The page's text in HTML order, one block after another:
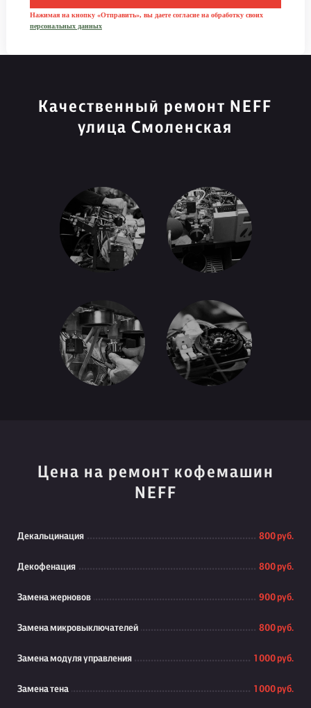
Нажимая на кнопку «Отправить», вы даете согласие на обработку своих
персональных данных
Качественный ремонт NEFF
улица Смоленская
Цена на ремонт кофемашин
NEFF
Декальцинация 800 руб.
Декофенация 800 руб.
Замена жерновов 900 руб.
Замена микровыключателей 800 руб.
Замена модуля управления 1 000 руб.
Замена тена 1 000 руб.